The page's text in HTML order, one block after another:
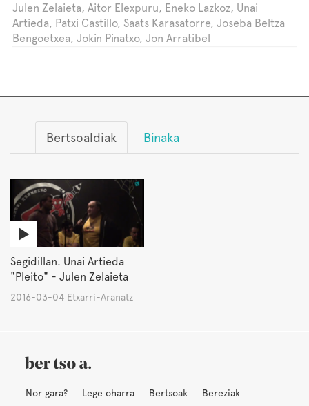
Julen Zelaieta, Aitor Elexpuru, Eneko Lazkoz, Unai
Artieda, Patxi Castillo, Saats Karasatorre, Joseba Beltza
Bengoetxea, Jokin Pinatxo, Jon Arratibel
Bertsoaldiak Binaka
Segidillan. Unai Artieda
"Pleito" - Julen Zelaieta
2016-03-04 Etxarri-Aranatz
Nor gara? Lege oharra Bertsoak
Bereziak